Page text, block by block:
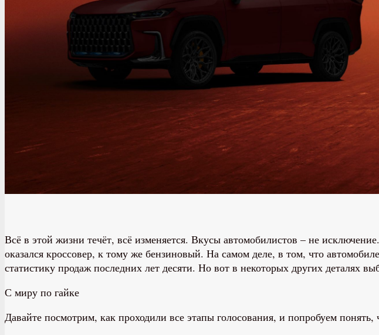
Всё в этой жизни течёт, всё изменяется. Вкусы автомобилистов – не
оказался кроссовер, к тому же бензиновый. На самом деле, в том, что
статистику продаж последних лет десяти. Но вот в некоторых других деталях
С миру по гайке
Давайте посмотрим, как проходили все этапы голосования, и попробуем